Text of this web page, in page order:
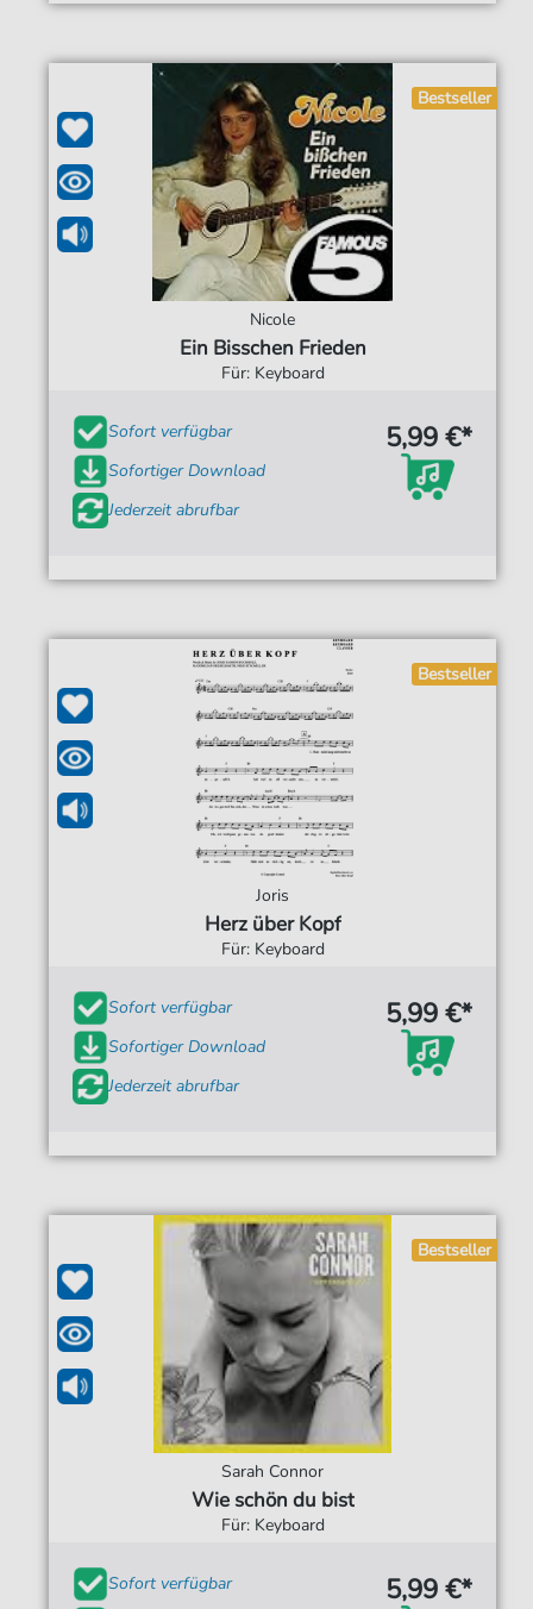
Bestseller
Nicole
Ein Bisschen Frieden
Für: Keyboard
Sofort verfügbar
Sofortiger Download
Jederzeit abrufbar
5,99 €*
Bestseller
Joris
Herz über Kopf
Für: Keyboard
Sofort verfügbar
Sofortiger Download
Jederzeit abrufbar
5,99 €*
Bestseller
Sarah Connor
Wie schön du bist
Für: Keyboard
Sofort verfügbar
5,99 €*